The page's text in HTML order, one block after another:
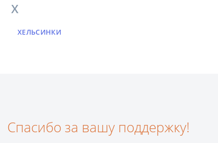
Х
ХЕЛЬСИНКИ
Спасибо за вашу поддержку!